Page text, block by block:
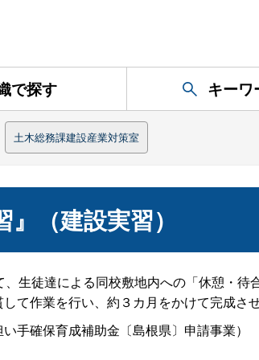
で探す キーワ
土木総務課建設産業対策室
（建設実習）
生徒達による同校敷地内への「休憩・
て作業を行い、約３カ月をかけて完成させ
手確保育成補助金〔島根県〕申請事業）